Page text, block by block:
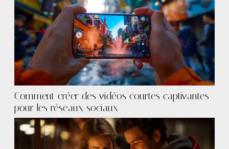
Comment créer des vidéos courtes captivantes
pour les réseaux sociaux